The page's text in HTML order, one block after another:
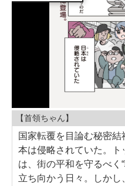
【首領ちゃん】
国家転覆を目論む秘密結
本は侵略されていた。ト
は、街の平和を守るべく
立ち向かう日々。しか